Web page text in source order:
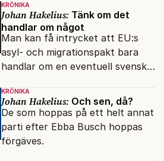
KRÖNIKA
Johan Hakelius: Tänk om det
handlar om något
Man kan få intrycket att EU:s
asyl- och migrationspakt bara
handlar om en eventuell svensk
KRÖNIKA
Johan Hakelius: Och sen, då?
De som hoppas på ett helt annat
parti efter Ebba Busch hoppas
förgäves.